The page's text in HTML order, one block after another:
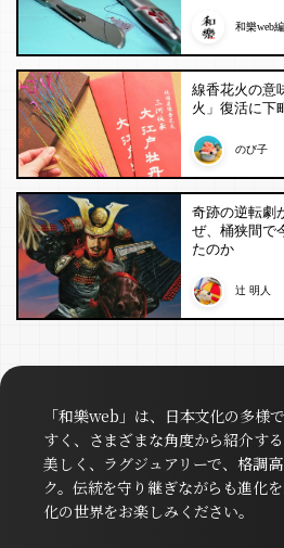
和樂web
線香花火の意
火」復活に下
のび子
奇跡の逆転劇
ぜ、桶狭間で
たのか
辻 明人
「和樂web」は、日本文化の多様
すく、さまざまな角度から紹介する
美しく、ラグジュアリーで、格調
ク。伝統を守り継ぎながらも進化
化の世界をお楽しみください。